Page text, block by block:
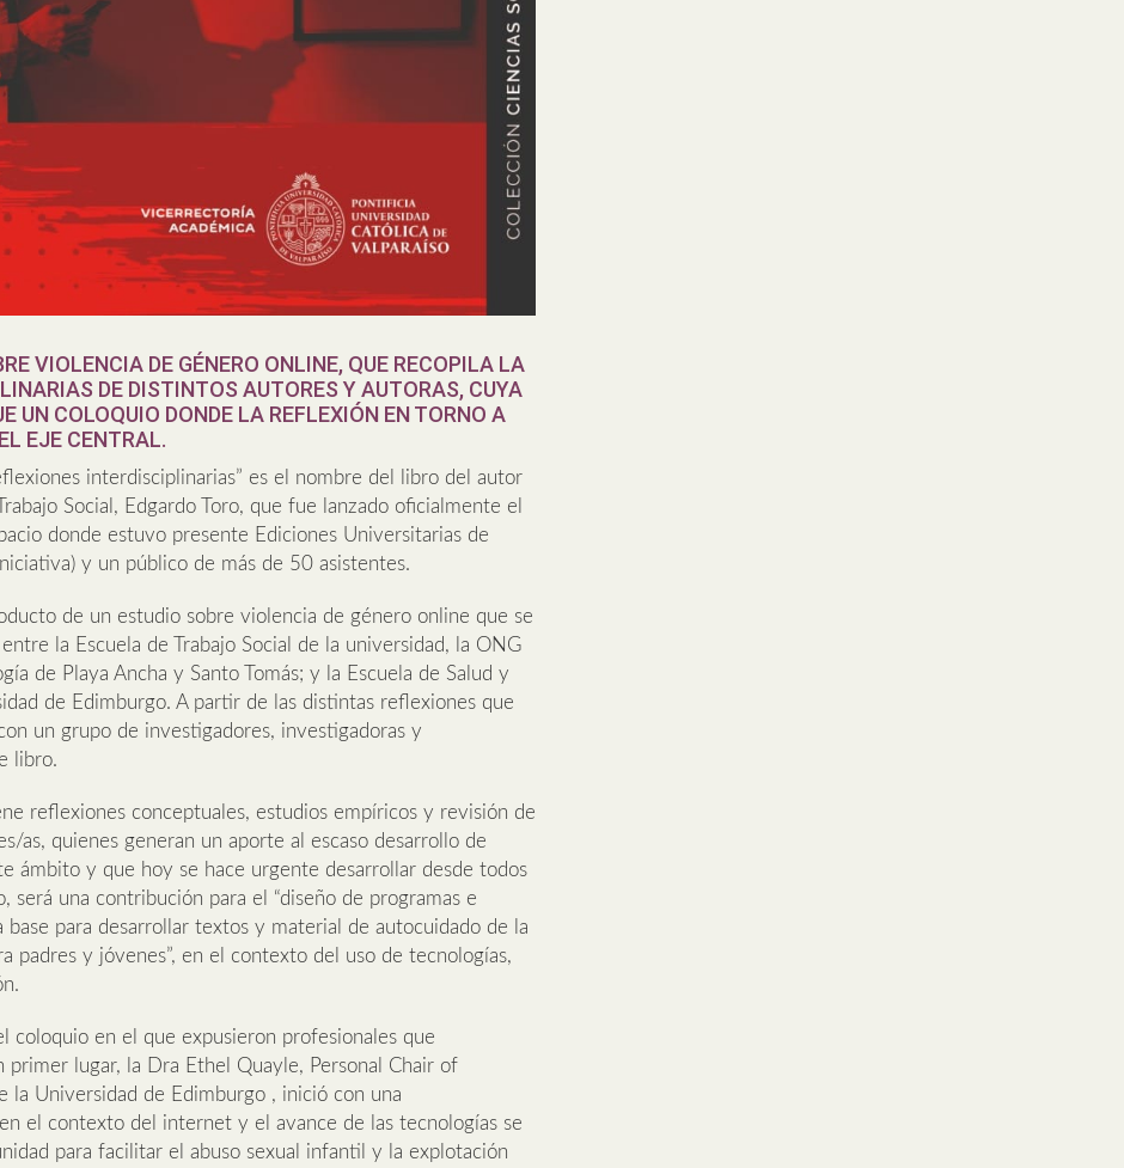
VIOLENCIA DE GÉNERO ONLINE, QUE RECOPILA LA
DE DISTINTOS AUTORES Y AUTORAS, CUYA
UN COLOQUIO DONDE LA REFLEXIÓN EN TORNO A
EJE CENTRAL.
interdisciplinarias” es el nombre del libro del autor
Social, Edgardo Toro, que fue lanzado oficialmente el
donde estuvo presente Ediciones Universitarias de
y un público de más de 50 asistentes.
de un estudio sobre violencia de género online que se
la Escuela de Trabajo Social de la universidad, la ONG
de Playa Ancha y Santo Tomás; y la Escuela de Salud y
de Edimburgo. A partir de las distintas reflexiones que
un grupo de investigadores, investigadoras y
libro.
reflexiones conceptuales, estudios empíricos y revisión de
as, quienes generan un aporte al escaso desarrollo de
ámbito y que hoy se hace urgente desarrollar desde todos
será una contribución para el “diseño de programas e
base para desarrollar textos y material de autocuidado de la
padres y jóvenes”, en el contexto del uso de tecnologías,
coloquio en el que expusieron profesionales que
primer lugar, la Dra Ethel Quayle, Personal Chair of
la Universidad de Edimburgo , inició con una
el contexto del internet y el avance de las tecnologías se
para facilitar el abuso sexual infantil y la explotación